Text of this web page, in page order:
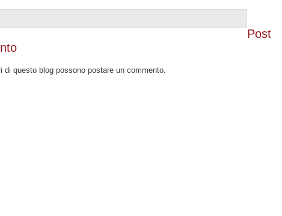
Post
di questo blog possono postare un commento.